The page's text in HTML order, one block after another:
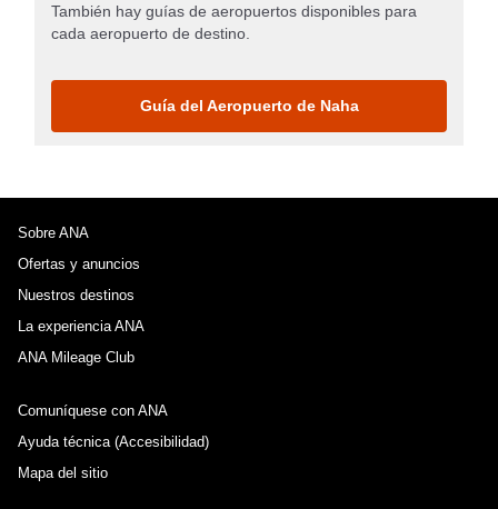
También hay guías de aeropuertos disponibles para
cada aeropuerto de destino.
Guía del Aeropuerto de Naha
Sobre ANA
Ofertas y anuncios
Nuestros destinos
La experiencia ANA
ANA Mileage Club
Comuníquese con ANA
Ayuda técnica (Accesibilidad)
Mapa del sitio